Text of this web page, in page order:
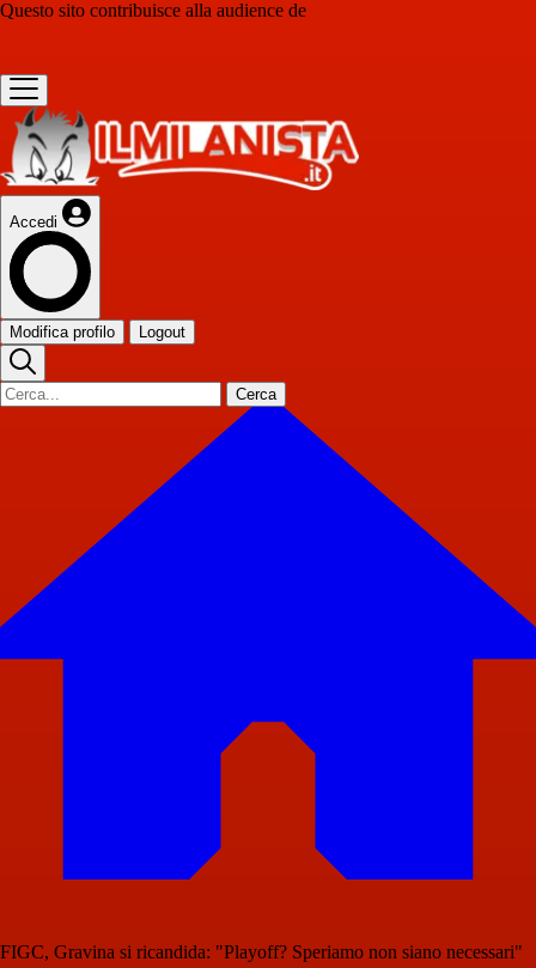
Questo sito contribuisce alla audience de
Accedi
Modifica profilo Logout
Cerca
FIGC, Gravina si ricandida: "Playoff? Speriamo non siano necessari"